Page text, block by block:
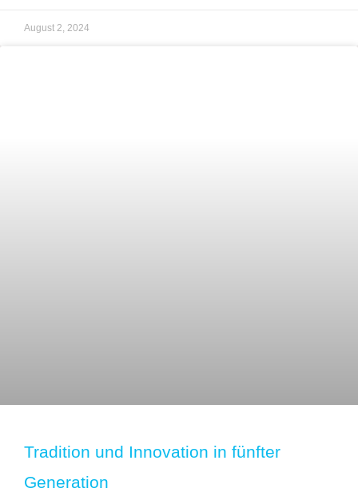
August 2, 2024
Tradition und Innovation in fünfter
Generation